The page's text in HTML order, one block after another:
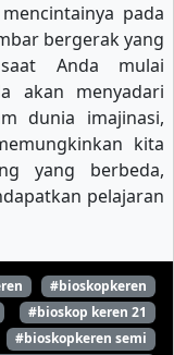
pada
bergerak yang
Anda mulai
akan menyadari
dunia imajinasi,
kita
yang berbeda,
pelajaran
#bioskopkeren
#bioskop keren 21
#bioskopkeren semi